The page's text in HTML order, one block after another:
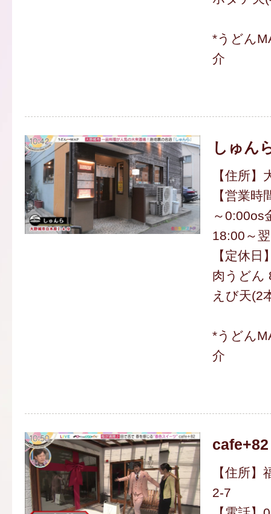
*うどん
介
しゅん
【住所
【営業
～0:00os
18:00～
【定休日
肉うどん
えび天(2
*うどん
介
cafe+82
【住所
2-7